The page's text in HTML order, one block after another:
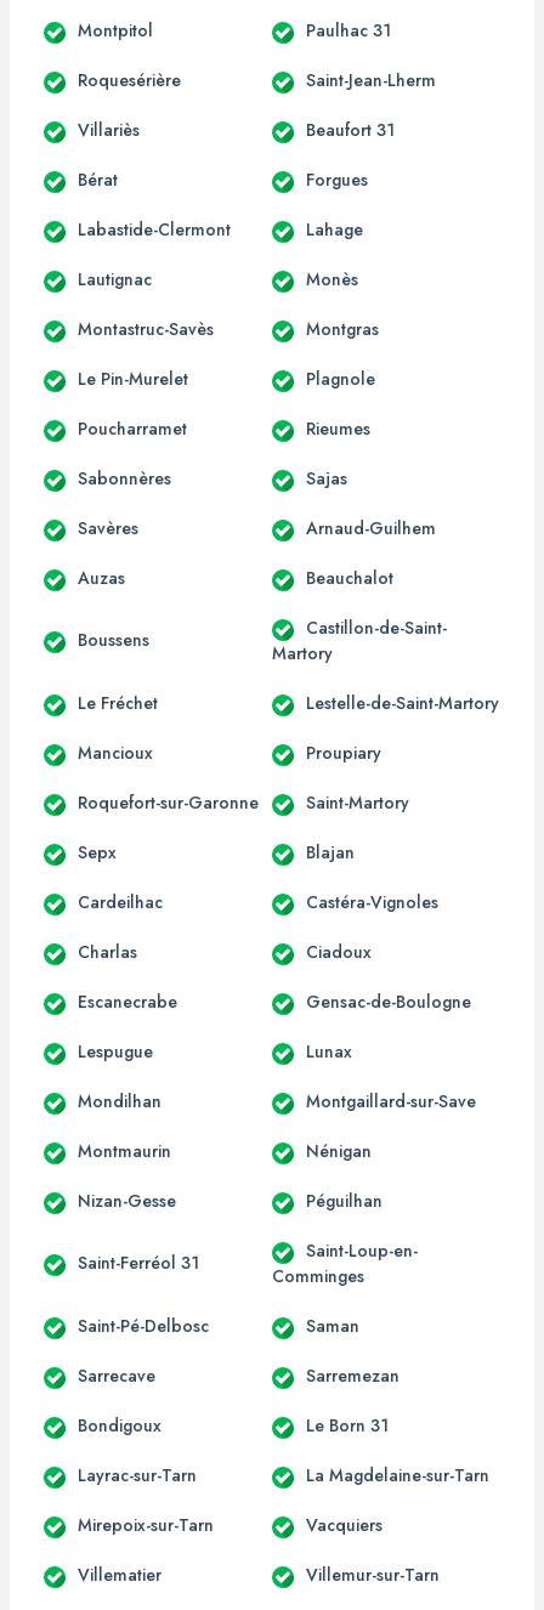
Montpitol Paulhac 31
Roquesérière Saint-Jean-Lherm
Villariès Beaufort 31
Bérat Forgues
Labastide-Clermont Lahage
Lautignac Monès
Montastruc-Savès Montgras
Le Pin-Murelet Plagnole
Poucharramet Rieumes
Sabonnères Sajas
Savères Arnaud-Guilhem
Auzas Beauchalot
Boussens
Castillon-de-Saint-
Martory
Le Fréchet Lestelle-de-Saint-Martory
Mancioux Proupiary
Roquefort-sur-Garonne Saint-Martory
Sepx Blajan
Cardeilhac Castéra-Vignoles
Charlas Ciadoux
Escanecrabe Gensac-de-Boulogne
Lespugue Lunax
Mondilhan Montgaillard-sur-Save
Montmaurin Nénigan
Nizan-Gesse Péguilhan
Saint-Ferréol 31
Saint-Loup-en-
Comminges
Saint-Pé-Delbosc Saman
Sarrecave Sarremezan
Bondigoux Le Born 31
Layrac-sur-Tarn La Magdelaine-sur-Tarn
Mirepoix-sur-Tarn Vacquiers
Villematier Villemur-sur-Tarn